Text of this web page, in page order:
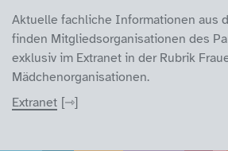
Aktuelle fachliche Informationen aus
finden Mitgliedsorganisationen des
exklusiv im Extranet in der Rubrik
Mädchenorganisationen.
Extranet